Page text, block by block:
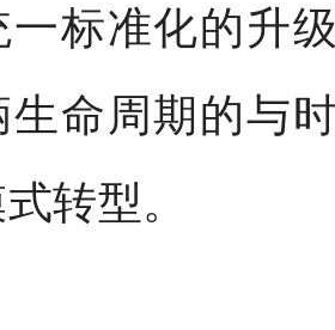
一标准化的升
生命周期的与
转型。